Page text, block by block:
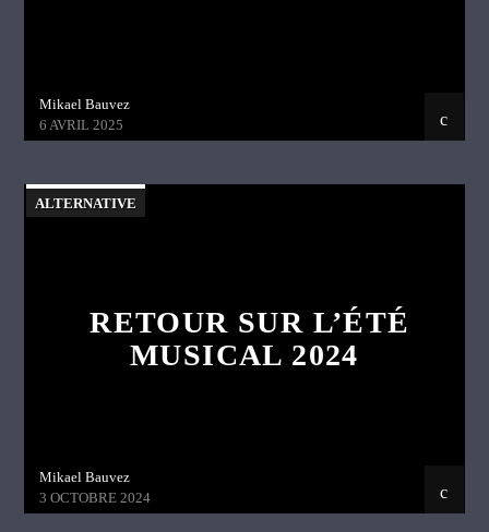
Mikael Bauvez
6 AVRIL 2025
ALTERNATIVE
RETOUR SUR L’ÉTÉ
MUSICAL 2024
Mikael Bauvez
3 OCTOBRE 2024